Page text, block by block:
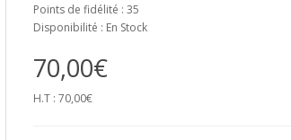
Points de fidélité : 35
Disponibilité : En Stock
70,00€
H.T : 70,00€